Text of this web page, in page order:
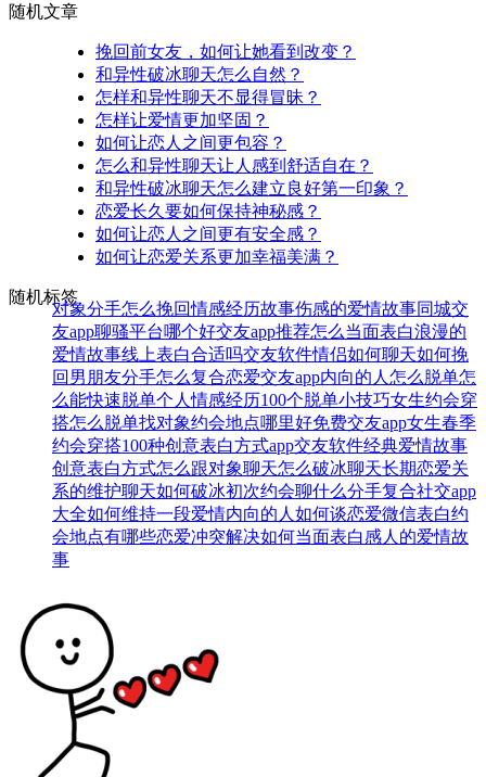
随机文章
挽回前女友，如何让她看到改变？
和异性破冰聊天怎么自然？
怎样和异性聊天不显得冒昧？
怎样让爱情更加坚固？
如何让恋人之间更包容？
怎么和异性聊天让人感到舒适自在？
和异性破冰聊天怎么建立良好第一印象？
恋爱长久要如何保持神秘感？
如何让恋人之间更有安全感？
如何让恋爱关系更加幸福美满？
随机标签
对象分手怎么挽回情感经历故事伤感的爱情故事同城交
友app聊骚平台哪个好交友app推荐怎么当面表白浪漫的
爱情故事线上表白合适吗交友软件情侣如何聊天如何挽
回男朋友分手怎么复合恋爱交友app内向的人怎么脱单怎
么能快速脱单个人情感经历100个脱单小技巧女生约会穿
搭怎么脱单找对象约会地点哪里好免费交友app女生春季
约会穿搭100种创意表白方式app交友软件经典爱情故事
创意表白方式怎么跟对象聊天怎么破冰聊天长期恋爱关
系的维护聊天如何破冰初次约会聊什么分手复合社交app
大全如何维持一段爱情内向的人如何谈恋爱微信表白约
会地点有哪些恋爱冲突解决如何当面表白感人的爱情故
事